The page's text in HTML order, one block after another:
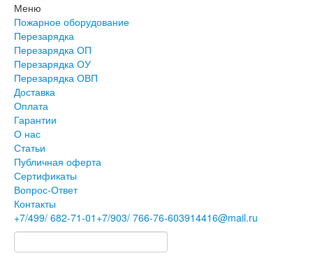
Меню
Пожарное оборудование
Перезарядка
Перезарядка ОП
Перезарядка ОУ
Перезарядка ОВП
Доставка
Оплата
Гарантии
О нас
Статьи
Публичная оферта
Сертификаты
Вопрос-Ответ
Контакты
+7/499/ 682-71-01 +7/903/ 766-76-603914416@mail.ru